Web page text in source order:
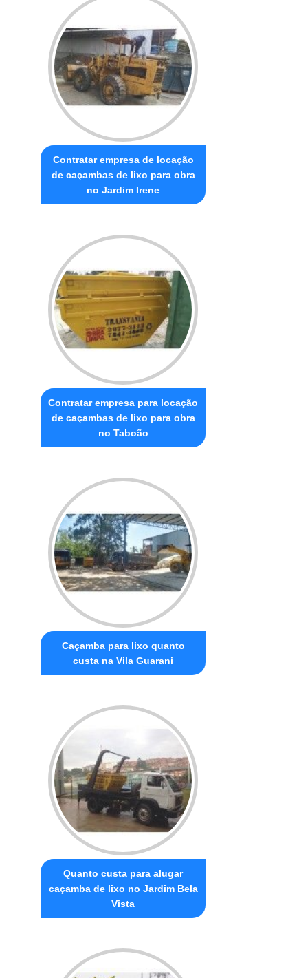
Contratar empresa de locação
de caçambas de lixo para obra
no Jardim Irene
Contratar empresa para locação
de caçambas de lixo para obra
no Taboão
Caçamba para lixo quanto
custa na Vila Guarani
Quanto custa para alugar
caçamba de lixo no Jardim Bela
Vista